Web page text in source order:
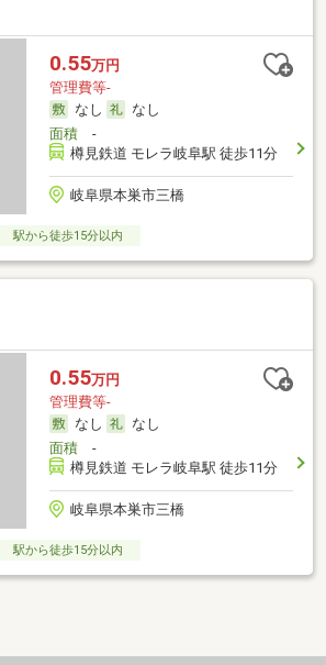
0.55万円
管理費等-
なし
なし
面積-
樽見鉄道 モレラ岐阜駅 徒歩11分
岐阜県本巣市三橋
駅から徒歩15分以内
0.55万円
管理費等-
なし
なし
面積-
樽見鉄道 モレラ岐阜駅 徒歩11分
岐阜県本巣市三橋
駅から徒歩15分以内